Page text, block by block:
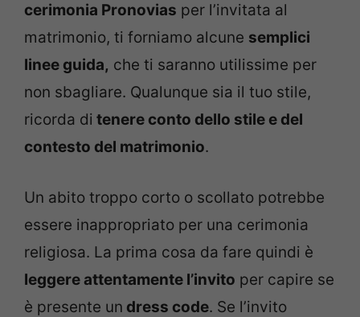
cerimonia Pronovias per l’invitata al
matrimonio, ti forniamo alcune semplici
linee guida, che ti saranno utilissime per
non sbagliare. Qualunque sia il tuo stile,
ricorda di tenere conto dello stile e del
contesto del matrimonio.
Un abito troppo corto o scollato potrebbe
essere inappropriato per una cerimonia
religiosa. La prima cosa da fare quindi è
leggere attentamente l’invito per capire se
è presente un dress code. Se l’invito